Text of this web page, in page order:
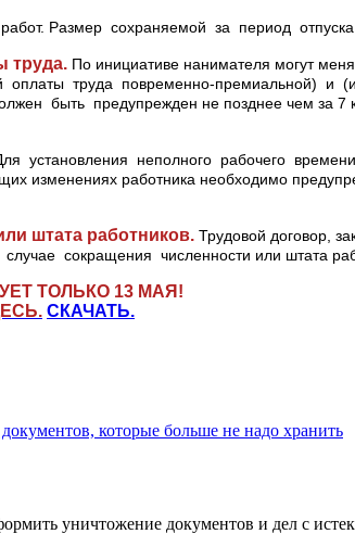
Размер сохраняемой за период
труда. По инициативе нанимателя могут
оплаты труда повременно-премиальной) и
быть предупрежден не позднее чем за 7
установления неполного рабочего
изменениях работника необходимо
штата работников. Трудовой договор,
сокращения численности или штата
ТОЛЬКО 13 МАЯ!
СКАЧАТЬ.
которые больше не надо хранить
уничтожение документов и дел с